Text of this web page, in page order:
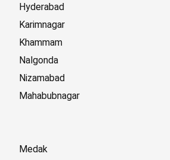
Hyderabad
Karimnagar
Khammam
Nalgonda
Nizamabad
Mahabubnagar
Medak